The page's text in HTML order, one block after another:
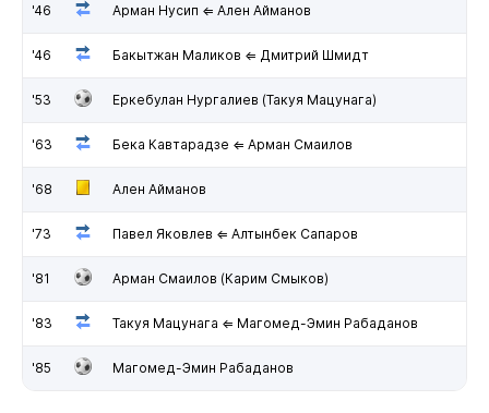
'46 Арман Нусип ⇐ Ален Айманов
'46 Бакытжан Маликов ⇐ Дмитрий Шмидт
'53 Еркебулан Нургалиев (Такуя Мацунага)
'63 Бека Кавтарадзе ⇐ Арман Смаилов
'68 Ален Айманов
'73 Павел Яковлев ⇐ Алтынбек Сапаров
'81 Арман Смаилов (Карим Смыков)
'83 Такуя Мацунага ⇐ Магомед-Эмин Рабаданов
'85 Магомед-Эмин Рабаданов